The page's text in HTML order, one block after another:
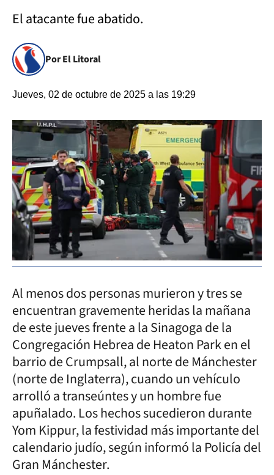
El atacante fue abatido.
Por El Litoral
Jueves, 02 de octubre de 2025 a las 19:29
Al menos dos personas murieron y tres se
encuentran gravemente heridas la mañana
de este jueves frente a la Sinagoga de la
Congregación Hebrea de Heaton Park en el
barrio de Crumpsall, al norte de Mánchester
(norte de Inglaterra), cuando un vehículo
arrolló a transeúntes y un hombre fue
apuñalado. Los hechos sucedieron durante
Yom Kippur, la festividad más importante del
calendario judío, según informó la Policía del
Gran Mánchester.